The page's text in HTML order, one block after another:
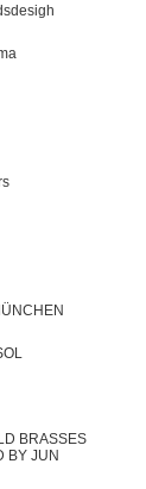
BRASSES
BY JUN